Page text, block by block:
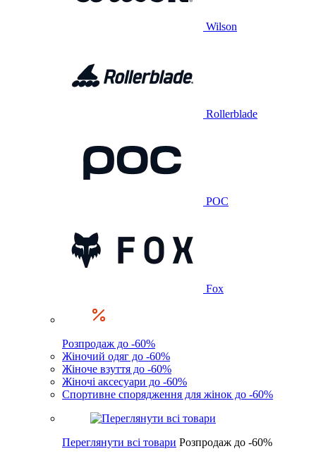
Wilson
Rollerblade
POC
Fox
Розпродаж до -60%
Жіночий одяг до -60%
Жіноче взуття до -60%
Жіночі аксесуари до -60%
Спортивне спорядження для жінок до -60%
Переглянути всі товари Розпродаж до -60%